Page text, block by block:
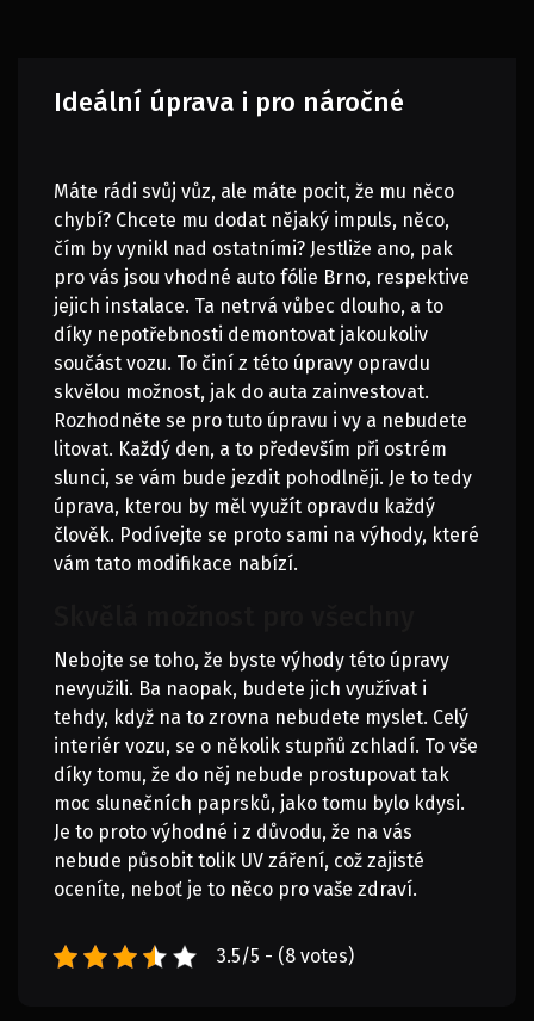
Ideální úprava i pro náročné
Máte rádi svůj vůz, ale máte pocit, že mu něco
chybí? Chcete mu dodat nějaký impuls, něco,
čím by vynikl nad ostatními? Jestliže ano, pak
pro vás jsou vhodné auto fólie Brno, respektive
jejich instalace. Ta netrvá vůbec dlouho, a to
díky nepotřebnosti demontovat jakoukoliv
součást vozu. To činí z této úpravy opravdu
skvělou možnost, jak do auta zainvestovat.
Rozhodněte se pro tuto úpravu i vy a nebudete
litovat. Každý den, a to především při ostrém
slunci, se vám bude jezdit pohodlněji. Je to tedy
úprava, kterou by měl využít opravdu každý
člověk. Podívejte se proto sami na výhody, které
vám tato modifikace nabízí.
Nebojte se toho, že byste výhody této úpravy
nevyužili. Ba naopak, budete jich využívat i
tehdy, když na to zrovna nebudete myslet. Celý
interiér vozu, se o několik stupňů zchladí. To vše
díky tomu, že do něj nebude prostupovat tak
moc slunečních paprsků, jako tomu bylo kdysi.
Je to proto výhodné i z důvodu, že na vás
nebude působit tolik UV záření, což zajisté
oceníte, neboť je to něco pro vaše zdraví.
3.5/5 - (8 votes)